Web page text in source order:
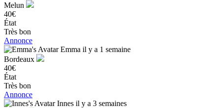
Melun
40€
État
Très bon
Annonce
Emma il y a 1 semaine
Bordeaux
40€
État
Très bon
Annonce
Innes il y a 3 semaines